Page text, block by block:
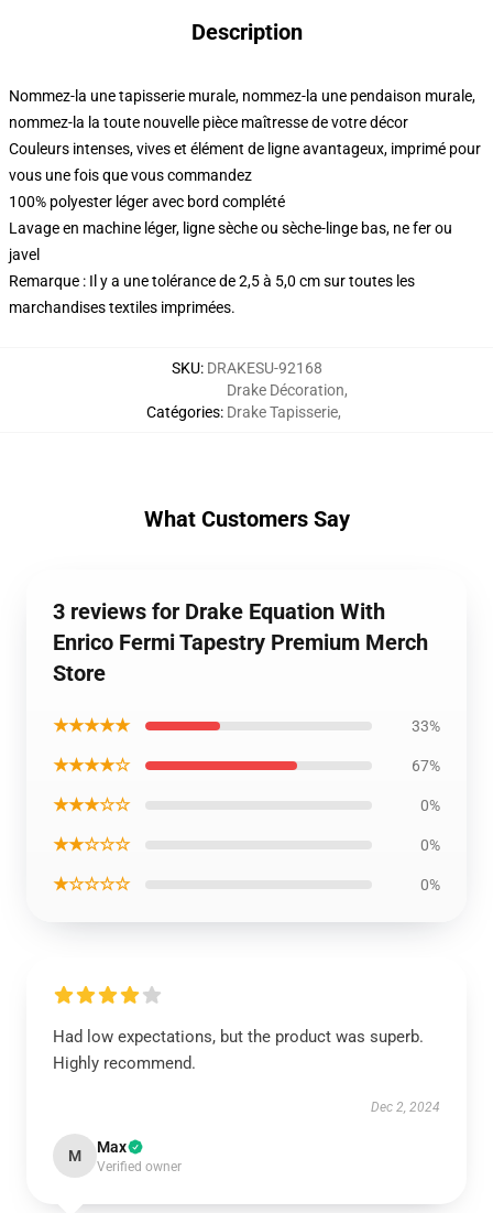
Description
Nommez-la une tapisserie murale, nommez-la une pendaison murale,
nommez-la la toute nouvelle pièce maîtresse de votre décor
Couleurs intenses, vives et élément de ligne avantageux, imprimé pour
vous une fois que vous commandez
100% polyester léger avec bord complété
Lavage en machine léger, ligne sèche ou sèche-linge bas, ne fer ou
javel
Remarque : Il y a une tolérance de 2,5 à 5,0 cm sur toutes les
marchandises textiles imprimées.
SKU: DRAKESU-92168
Catégories:
Drake Décoration,
Drake Tapisserie,
What Customers Say
3 reviews for Drake Equation With
Enrico Fermi Tapestry Premium Merch
Store
★★★★★ 33%
★★★★☆ 67%
★★★☆☆ 0%
★★☆☆☆ 0%
★☆☆☆☆ 0%
Had low expectations, but the product was superb.
Highly recommend.
Dec 2, 2024
M Max
Verified owner